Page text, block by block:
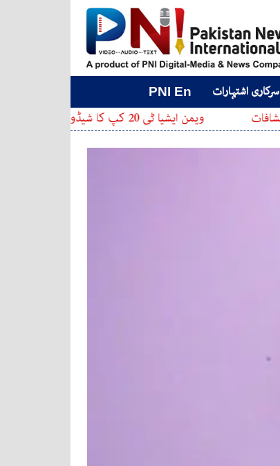
سرکاری اشتہارات PNI En
ویمن ایشیا ٹی 20 کپ کا شیڈول جاری، پاک بھارت میچ کی تاریخ سامنے آگئی